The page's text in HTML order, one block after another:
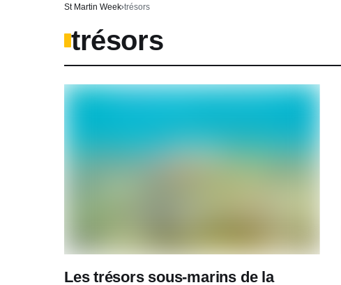
St Martin Week trésors
trésors
Les trésors sous-marins de la